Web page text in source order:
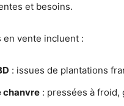
et besoins.
en vente incluent :
: issues de plantations
chanvre : pressées à froid,